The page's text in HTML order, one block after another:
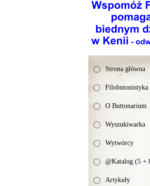
Strona główna
Filobutonistyka
O Buttonarium
Wyszukiwarka
Wytwórcy
@Katalog (5 +
Artykuły